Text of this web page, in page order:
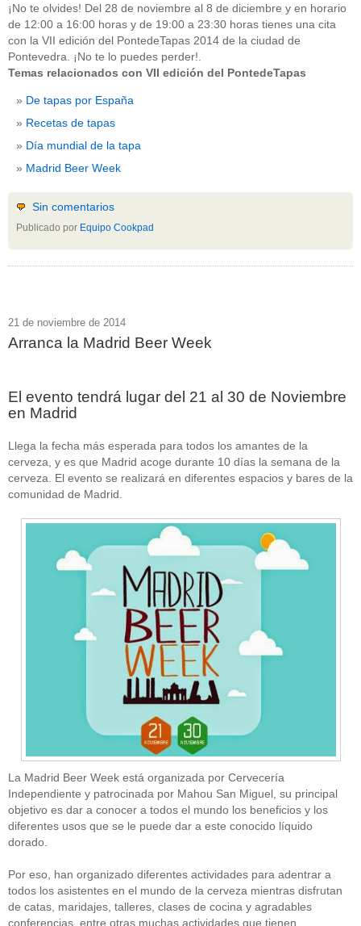
Restaurantes (38)
rutas de tapas(2)
Setas(1)
Sin categoría (348)
(1)
tapas (2)
RSS - Entradas
Acceder
¡No te olvides! Del 28 de noviembre al 8 de diciembre y en horario
de 12:00 a 16:00 horas y de 19:00 a 23:30 horas tienes una cita
con la VII edición del PontedeTapas 2014 de la ciudad de
Pontevedra. ¡No te lo puedes perder!.
Temas relacionados con VII edición del PontedeTapas
De tapas por España
Recetas de tapas
Día mundial de la tapa
Madrid Beer Week
Sin comentarios
Publicado por Equipo Cookpad
21 de noviembre de 2014
Arranca la Madrid Beer Week
El evento tendrá lugar del 21 al 30 de Noviembre
en Madrid
Llega la fecha más esperada para todos los amantes de la
cerveza, y es que Madrid acoge durante 10 días la semana de la
cerveza. El evento se realizará en diferentes espacios y bares de la
comunidad de Madrid.
La Madrid Beer Week está organizada por Cervecería
Independiente y patrocinada por Mahou San Miguel, su principal
objetivo es dar a conocer a todos el mundo los beneficios y los
diferentes usos que se le puede dar a este conocido líquido
dorado.
Por eso, han organizado diferentes actividades para adentrar a
todos los asistentes en el mundo de la cerveza mientras disfrutan
de catas, maridajes, talleres, clases de cocina y agradables
conferencias, entre otras muchas actividades que tienen